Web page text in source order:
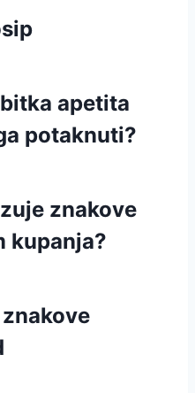
apetita
potaknuti?
znakove
kupanja?